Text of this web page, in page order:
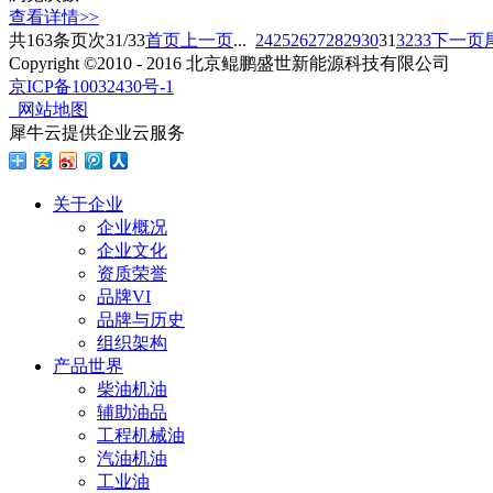
查看详情>>
共163条页次31/33首页 上一页... 24252627282930313233下一页
Copyright ©2010 - 2016 北京鲲鹏盛世新能源科技有限公司
京ICP备10032430号-1
网站地图
犀牛云提供企业云服务
关于企业
企业概况
企业文化
资质荣誉
品牌VI
品牌与历史
组织架构
产品世界
柴油机油
辅助油品
工程机械油
汽油机油
工业油